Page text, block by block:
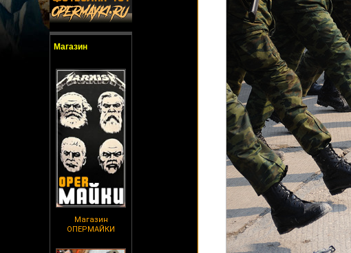
Магазин
Магазин
ОПЕРМАЙКИ